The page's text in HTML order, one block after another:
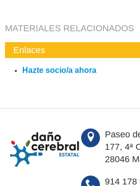
MATERIALES RELACIONADOS
Enlaces
Hazte socio/a ahora
Paseo
177, 4ª
28046
914 178